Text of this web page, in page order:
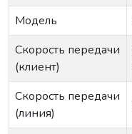
Модель
Скорость передачи
(клиент)
Скорость передачи
(линия)